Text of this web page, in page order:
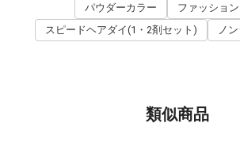
パウダーカラー
ファッショ
スピードヘアダイ(1・2剤セット)
ノ
類似商品